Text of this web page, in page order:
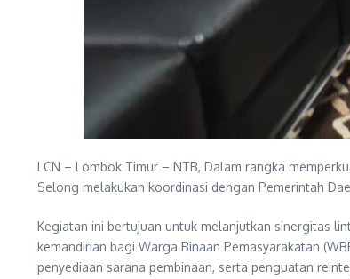
LCN – Lombok Timur – NTB, Dalam rangka
Selong melakukan koordinasi dengan Pemerintah
Kegiatan ini bertujuan untuk melanjutkan sinergitas
kemandirian bagi Warga Binaan Pemasyarakatan
penyediaan sarana pembinaan, serta penguatan